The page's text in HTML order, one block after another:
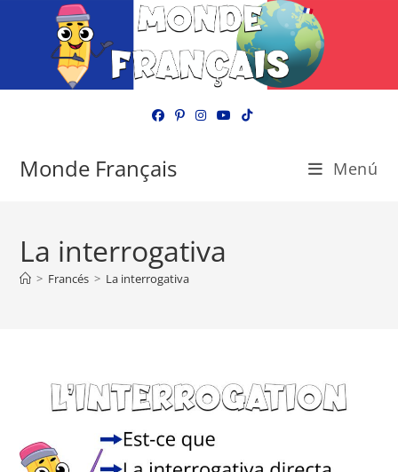
Monde Français Menú
La interrogativa
> Francés > La interrogativa